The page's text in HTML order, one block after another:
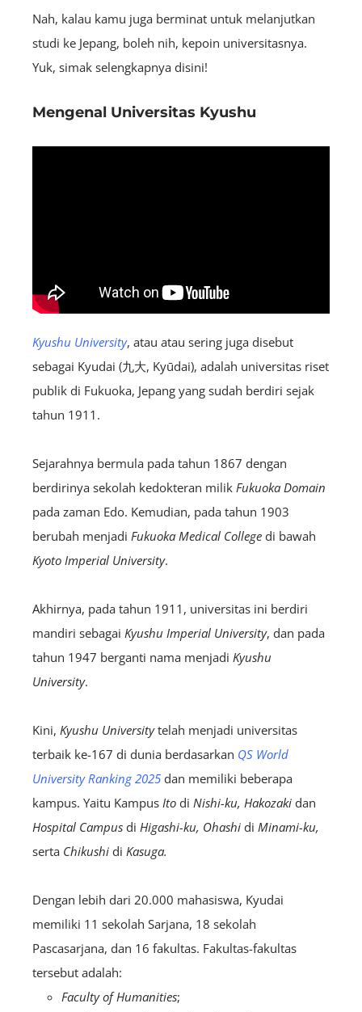
Nah, kalau kamu juga berminat untuk melanjutkan
studi ke Jepang, boleh nih, kepoin universitasnya.
Yuk, simak selengkapnya disini!
Mengenal Universitas Kyushu
Kyushu University, atau atau sering juga disebut
sebagai Kyudai (九大, Kyūdai), adalah universitas riset
publik di Fukuoka, Jepang yang sudah berdiri sejak
tahun 1911.
Sejarahnya bermula pada tahun 1867 dengan
berdirinya sekolah kedokteran milik Fukuoka Domain
pada zaman Edo. Kemudian, pada tahun 1903
berubah menjadi Fukuoka Medical College di bawah
Kyoto Imperial University.
Akhirnya, pada tahun 1911, universitas ini berdiri
mandiri sebagai Kyushu Imperial University, dan pada
tahun 1947 berganti nama menjadi Kyushu
University.
Kini, Kyushu Universitytelah menjadi universitas
terbaik ke-167 di dunia berdasarkan QS World
University Ranking 2025 dan memiliki beberapa
kampus. Yaitu Kampus Ito di Nishi-ku, Hakozaki dan
Hospital Campus di Higashi-ku, Ohashi di Minami-ku,
serta Chikushi di Kasuga.
Dengan lebih dari 20.000 mahasiswa, Kyudai
memiliki 11 sekolah Sarjana, 18 sekolah
Pascasarjana, dan 16 fakultas. Fakultas-fakultas
tersebut adalah:
Faculty of Humanities;